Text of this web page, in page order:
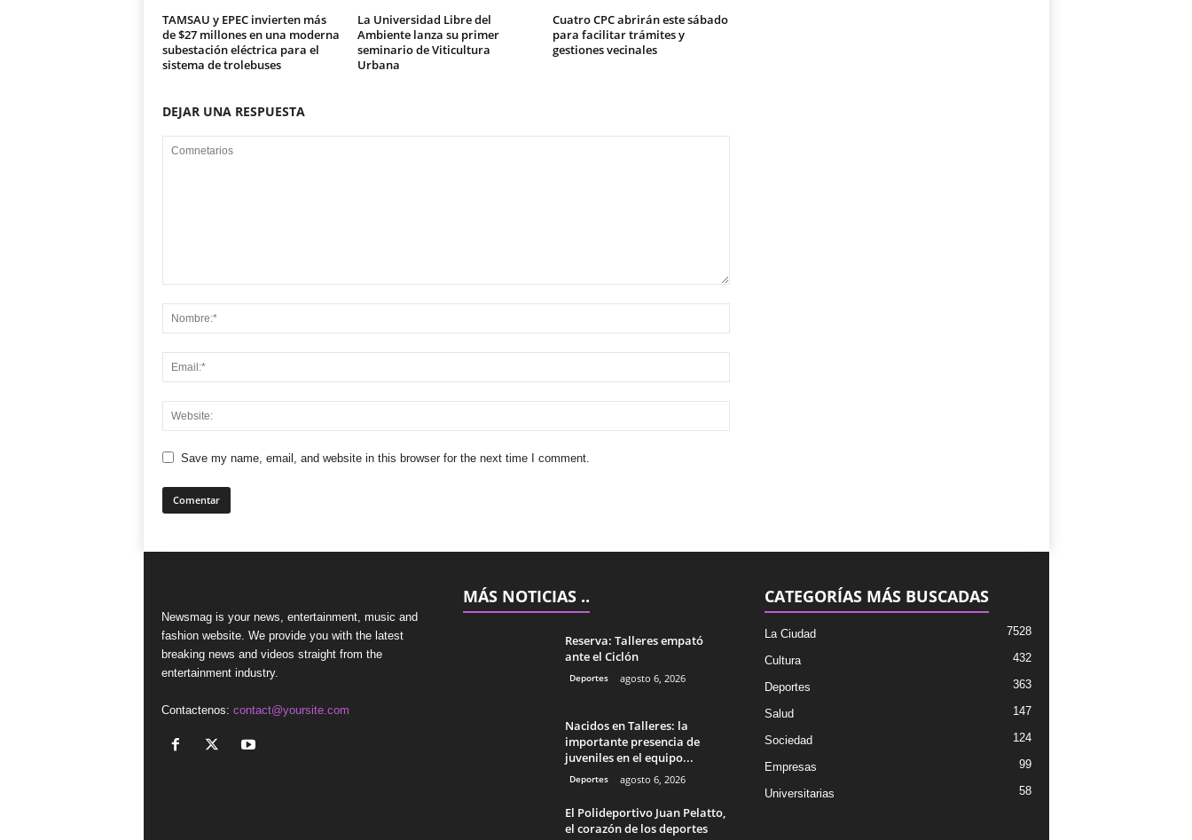
TAMSAU y EPEC invierten más
de $27 millones en una moderna
subestación eléctrica para el
sistema de trolebuses
La Universidad Libre del
Ambiente lanza su primer
seminario de Viticultura
Urbana
Cuatro CPC abrirán este sábado
para facilitar trámites y
gestiones vecinales
DEJAR UNA RESPUESTA
Save my name, email, and website in this browser for the next time I comment.
Newsmag is your news, entertainment, music and
fashion website. We provide you with the latest
breaking news and videos straight from the
entertainment industry.
Contactenos: contact@yoursite.com
MÁS NOTICIAS ..
Reserva: Talleres empató
ante el Ciclón
Deportes agosto 6, 2026
Nacidos en Talleres: la
importante presencia de
juveniles en el equipo...
Deportes agosto 6, 2026
El Polideportivo Juan Pelatto,
el corazón de los deportes
CATEGORÍAS MÁS BUSCADAS
La Ciudad 7528
Cultura 432
Deportes 363
Salud 147
Sociedad 124
Empresas 99
Universitarias 58